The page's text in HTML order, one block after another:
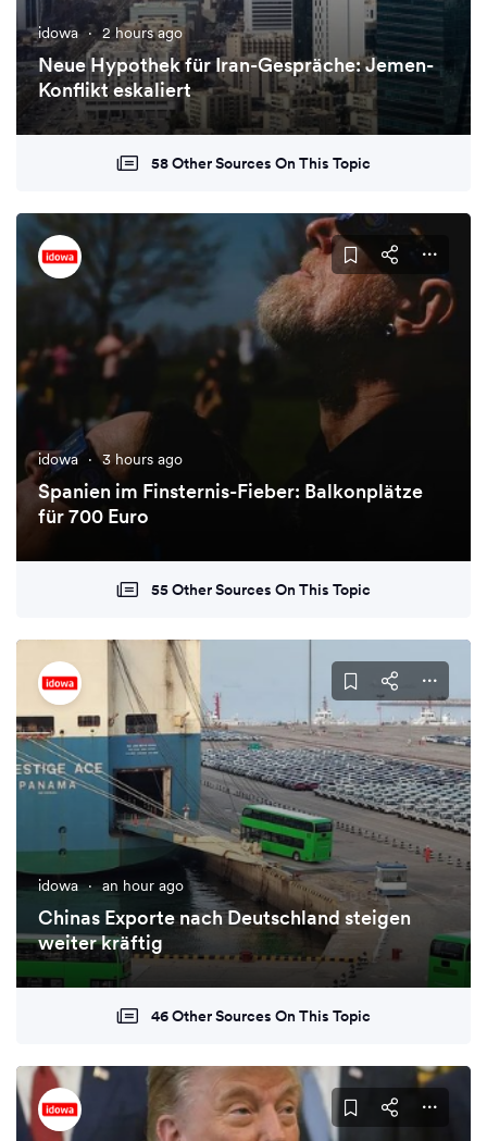
idowa · 2 hours ago
Neue Hypothek für Iran-Gespräche: Jemen-
Konflikt eskaliert
58 Other Sources On This Topic
idowa · 3 hours ago
Spanien im Finsternis-Fieber: Balkonplätze
für 700 Euro
55 Other Sources On This Topic
idowa · an hour ago
Chinas Exporte nach Deutschland steigen
weiter kräftig
46 Other Sources On This Topic